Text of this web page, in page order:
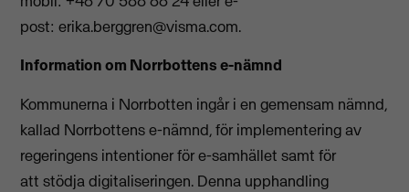
post:erika.berggren@visma.com.
Information om Norrbottens e-nämnd
Kommunerna i Norrbotten ingår i en gemensam nämnd,
kallad Norrbottens e-nämnd, för implementering av
regeringens intentioner för e-samhället samt för
att stödja digitaliseringen. Denna upphandling